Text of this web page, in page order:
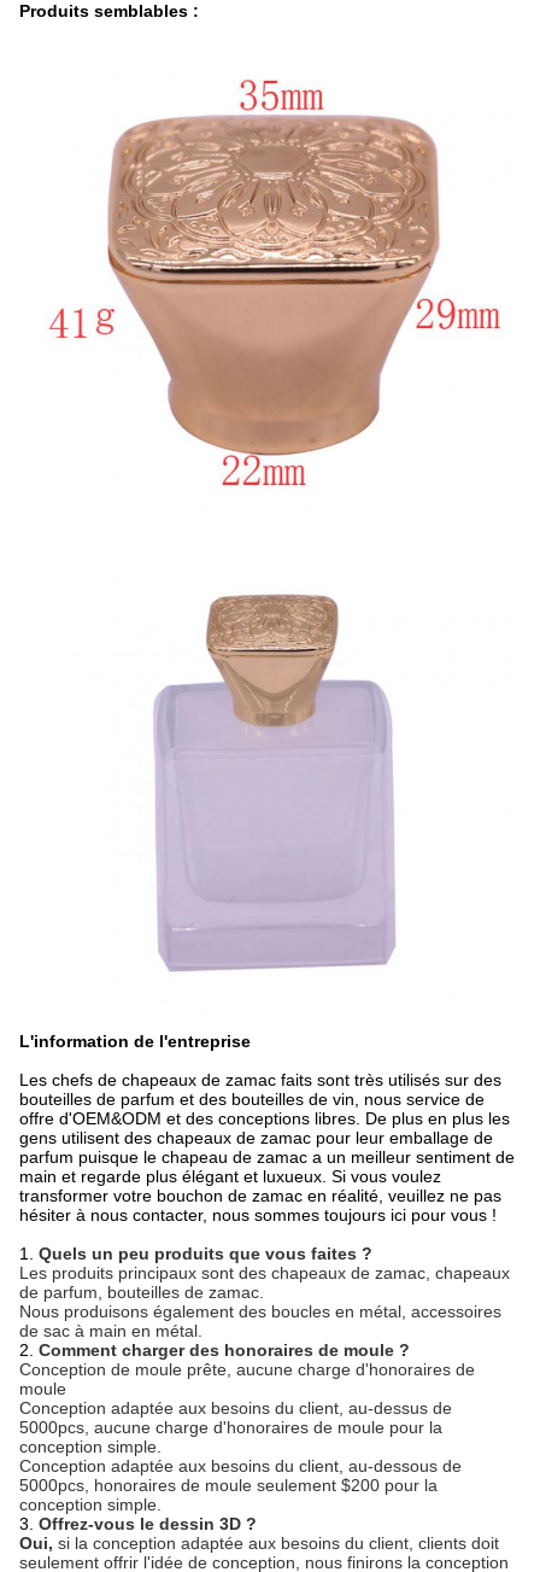
Produits semblables :
L'information de l'entreprise
Les chefs de chapeaux de zamac faits sont très utilisés sur des
bouteilles de parfum et des bouteilles de vin, nous service de
offre d'OEM&ODM et des conceptions libres. De plus en plus les
gens utilisent des chapeaux de zamac pour leur emballage de
parfum puisque le chapeau de zamac a un meilleur sentiment de
main et regarde plus élégant et luxueux. Si vous voulez
transformer votre bouchon de zamac en réalité, veuillez ne pas
hésiter à nous contacter, nous sommes toujours ici pour vous !
1. Quels un peu produits que vous faites ?
Les produits principaux sont des chapeaux de zamac, chapeaux
de parfum, bouteilles de zamac.
Nous produisons également des boucles en métal, accessoires
de sac à main en métal.
2. Comment charger des honoraires de moule ?
Conception de moule prête, aucune charge d'honoraires de
moule
Conception adaptée aux besoins du client, au-dessus de
5000pcs, aucune charge d'honoraires de moule pour la
conception simple.
Conception adaptée aux besoins du client, au-dessous de
5000pcs, honoraires de moule seulement $200 pour la
conception simple.
3. Offrez-vous le dessin 3D ?
Oui, si la conception adaptée aux besoins du client, clients doit
seulement offrir l'idée de conception, nous finirons la conception